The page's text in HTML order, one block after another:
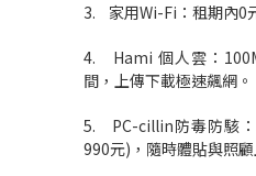
3. 家用Wi-Fi：租期內0
4. Hami 個人雲：
間，上傳下載極速飆網。
5. PC-cillin防毒防駭
990元)，隨時體貼與照顧